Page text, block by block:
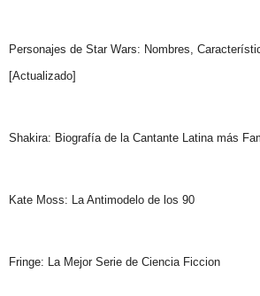
Personajes de Star Wars: Nombres,
[Actualizado]
Shakira: Biografía de la Cantante Latina más
Kate Moss: La Antimodelo de los 90
Fringe: La Mejor Serie de Ciencia Ficcion